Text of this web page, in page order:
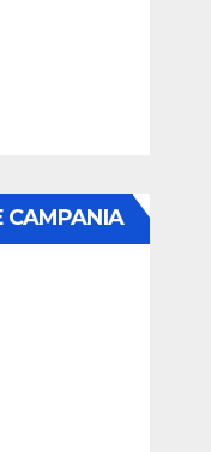
CAMPANIA